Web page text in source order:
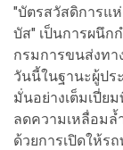
"บัตรสวัสดิการแ
บัส" เป็นการผนึก
กรมการขนส่งทา
วันนี้ในฐานะผู้ปร
มั่นอย่างเต็มเปี่ย
ลดความเหลื่อมล้
ด้วยการเปิดให้ร